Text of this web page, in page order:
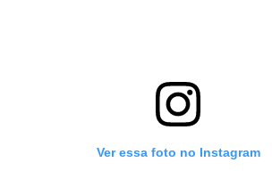
Ver essa foto no Instagram